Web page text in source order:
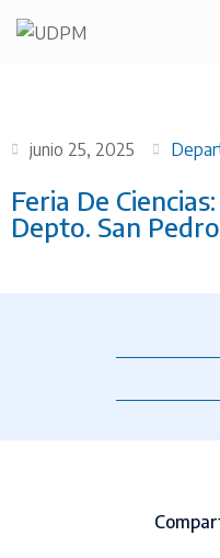
junio 25, 2025
Feria De
Depto. San Pedro